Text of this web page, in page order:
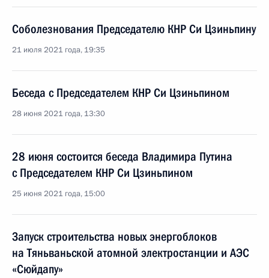
Соболезнования Председателю КНР Си Цзиньпину
21 июля 2021 года, 19:35
Беседа с Председателем КНР Си Цзиньпином
28 июня 2021 года, 13:30
28 июня состоится беседа Владимира Путина
с Председателем КНР Си Цзиньпином
25 июня 2021 года, 15:00
Запуск строительства новых энергоблоков
на Тяньваньской атомной электростанции и АЭС
«Сюйдапу»